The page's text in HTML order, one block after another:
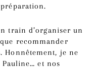
train d’organiser un
recommander
Honnêtement, je ne
Pauline… et nos